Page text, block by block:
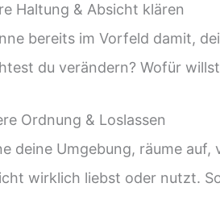
Haltung & Absicht klären
bereits im Vorfeld damit,
du verändern? Wofür
Ordnung & Loslassen
deine Umgebung, räume
wirklich liebst oder nutzt.